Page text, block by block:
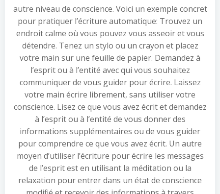
autre niveau de conscience. Voici un exemple concret
pour pratiquer l’écriture automatique: Trouvez un
endroit calme où vous pouvez vous asseoir et vous
détendre. Tenez un stylo ou un crayon et placez
votre main sur une feuille de papier. Demandez à
l’esprit ou à l’entité avec qui vous souhaitez
communiquer de vous guider pour écrire. Laissez
votre main écrire librement, sans utiliser votre
conscience. Lisez ce que vous avez écrit et demandez
à l’esprit ou à l’entité de vous donner des
informations supplémentaires ou de vous guider
pour comprendre ce que vous avez écrit. Un autre
moyen d’utiliser l’écriture pour écrire les messages
de l’esprit est en utilisant la méditation ou la
relaxation pour entrer dans un état de conscience